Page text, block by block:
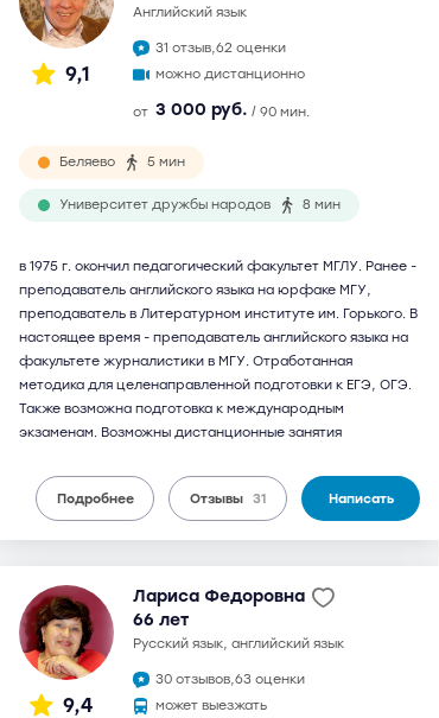
9,1
английский язык
31 отзыв,62 оценки
можно дистанционно
от 3 000 руб. / 90 мин.
Беляево 5 мин
Университет дружбы народов 8 мин
в 1975 г. окончил педагогический факультет МГЛУ. Ранее -
преподаватель английского языка на юрфаке МГУ,
преподаватель в Литературном институте им. Горького. В
настоящее время - преподаватель английского языка на
факультете журналистики в МГУ. Отработанная
методика для целенаправленной подготовки к ЕГЭ, ОГЭ.
Также возможна подготовка к международным
экзаменам. Возможны дистанционные занятия
Подробнее Отзывы 31 Написать
9,4
Лариса Федоровна
66 лет
русский язык, английский язык
30 отзывов,63 оценки
может выезжать